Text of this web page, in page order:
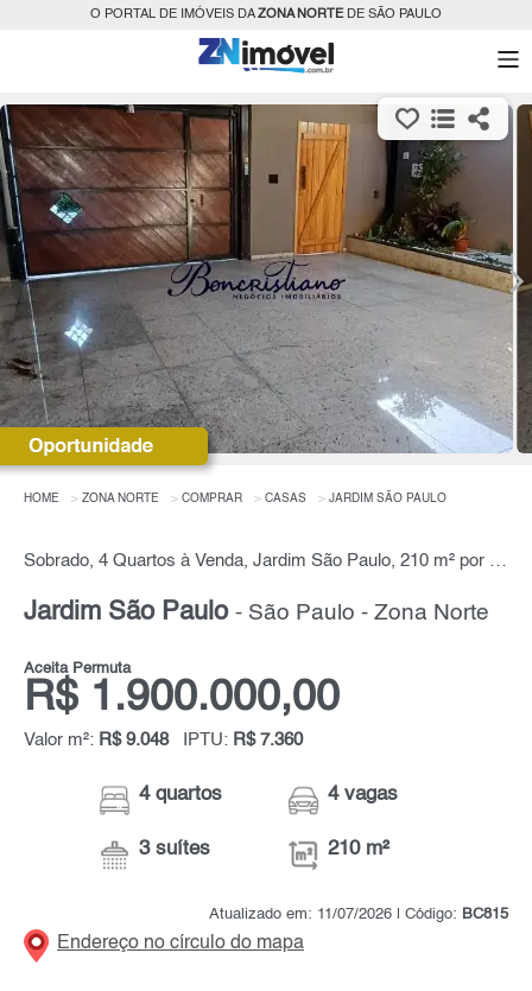
O PORTAL DE IMÓVEIS DAZONA NORTEDE SÃO PAULO
HOME ZONA NORTE COMPRAR CASAS JARDIM SÃO PAULO
Sobrado, 4 Quartos à Venda, Jardim São Paulo, 210 m² por R$ 1.900.000,00
Jardim São Paulo - São Paulo - Zona Norte
Aceita Permuta
R$ 1.900.000,00
Valor m²: R$ 9.048 IPTU: R$ 7.360
4 quartos
3 suítes
4 vagas
210 m²
Atualizado em: 11/07/2026 | Código: BC815
Endereço no círculo do mapa